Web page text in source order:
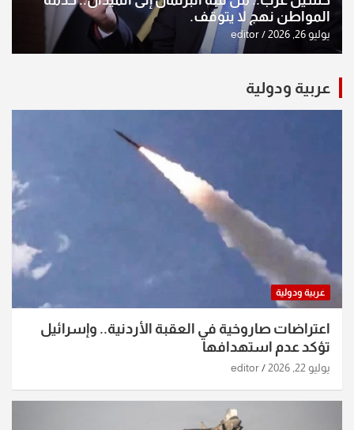
المواطن نهج لا يتوقف.
يوليو 26, 2026 editor
عربية ودولية
عربية ودولية
اعتراضات صاروخية في العقبة الأردنية.. وإسرائيل
تؤكد عدم استهدافها
يوليو 22, 2026 editor